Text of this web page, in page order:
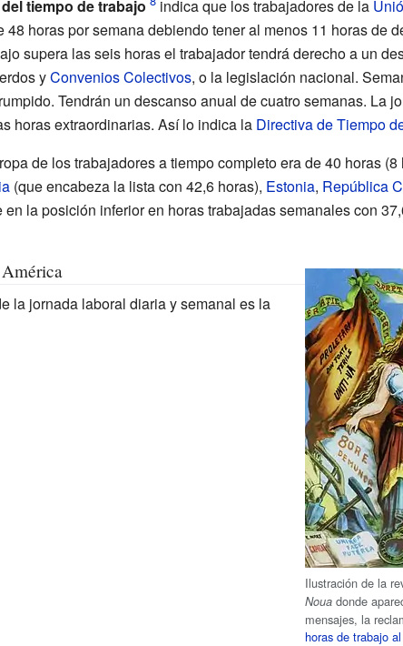
tiempo de trabajo indica que los trabajadores de la
horas por semana debiendo tener al menos 11 horas de
supera las seis horas el trabajador tendrá derecho a un
yConvenios Colectivos, o la legislación nacional.
Tendrán un descanso anual de cuatro semanas. La
horas extraordinarias. Así lo indica la Directiva de Tiempo
de los trabajadores a tiempo completo era de 40 horas (8
(que encabeza la lista con 42,6 horas), Estonia, República
la posición inferior en horas trabajadas semanales con
Ilustración de la
Noua donde
mensajes, la
horas de trabajo
la jornada laboral diaria y semanal es la